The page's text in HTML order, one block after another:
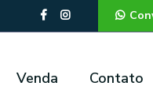
Venda Contato